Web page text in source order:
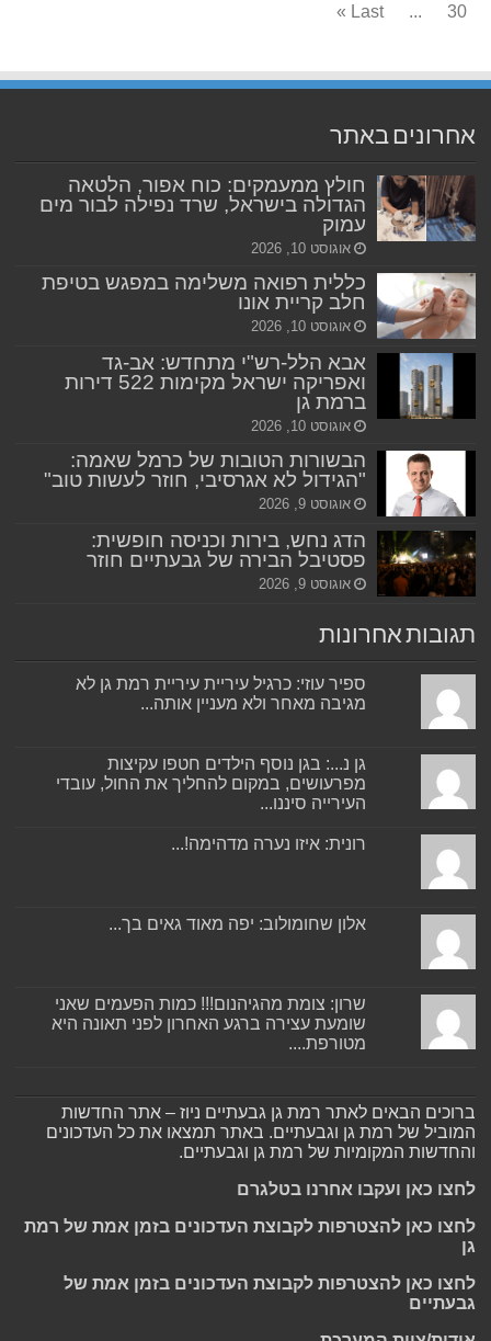
30
...
Last »
אחרונים באתר
חולץ ממעמקים: כוח אפור, הלטאה
הגדולה בישראל, שרד נפילה לבור מים
עמוק
אוגוסט 10, 2026
כללית רפואה משלימה במפגש בטיפת
חלב קריית אונו
אוגוסט 10, 2026
אבא הלל-רש"י מתחדש: אב-גד
ואפריקה ישראל מקימות 522 דירות
ברמת גן
אוגוסט 10, 2026
הבשורות הטובות של כרמל שאמה:
"הגידול לא אגרסיבי, חוזר לעשות טוב"
אוגוסט 9, 2026
הדג נחש, בירות וכניסה חופשית:
פסטיבל הבירה של גבעתיים חוזר
אוגוסט 9, 2026
תגובות אחרונות
ספיר עוזי: כרגיל עיריית עיריית רמת גן לא
מגיבה מאחר ולא מעניין אותה...
גן נ...: בגן נוסף הילדים חטפו עקיצות
מפרעושים, במקום להחליך את החול, עובדי
העירייה סיננו...
רונית: איזו נערה מדהימה!...
אלון שחומולוב: יפה מאוד גאים בך...
שרון: צומת מהגיהנום!!! כמות הפעמים שאני
שומעת עצירה ברגע האחרון לפני תאונה היא
מטורפת....
ברוכים הבאים לאתר רמת גן גבעתיים ניוז – אתר החדשות
המוביל של רמת גן וגבעתיים. באתר תמצאו את כל העדכונים
והחדשות המקומיות של רמת גן וגבעתיים.
לחצו כאן ועקבו אחרנו בטלגרם
לחצו כאן להצטרפות לקבוצת העדכונים בזמן אמת של רמת
גן
לחצו כאן להצטרפות לקבוצת העדכונים בזמן אמת של
גבעתיים